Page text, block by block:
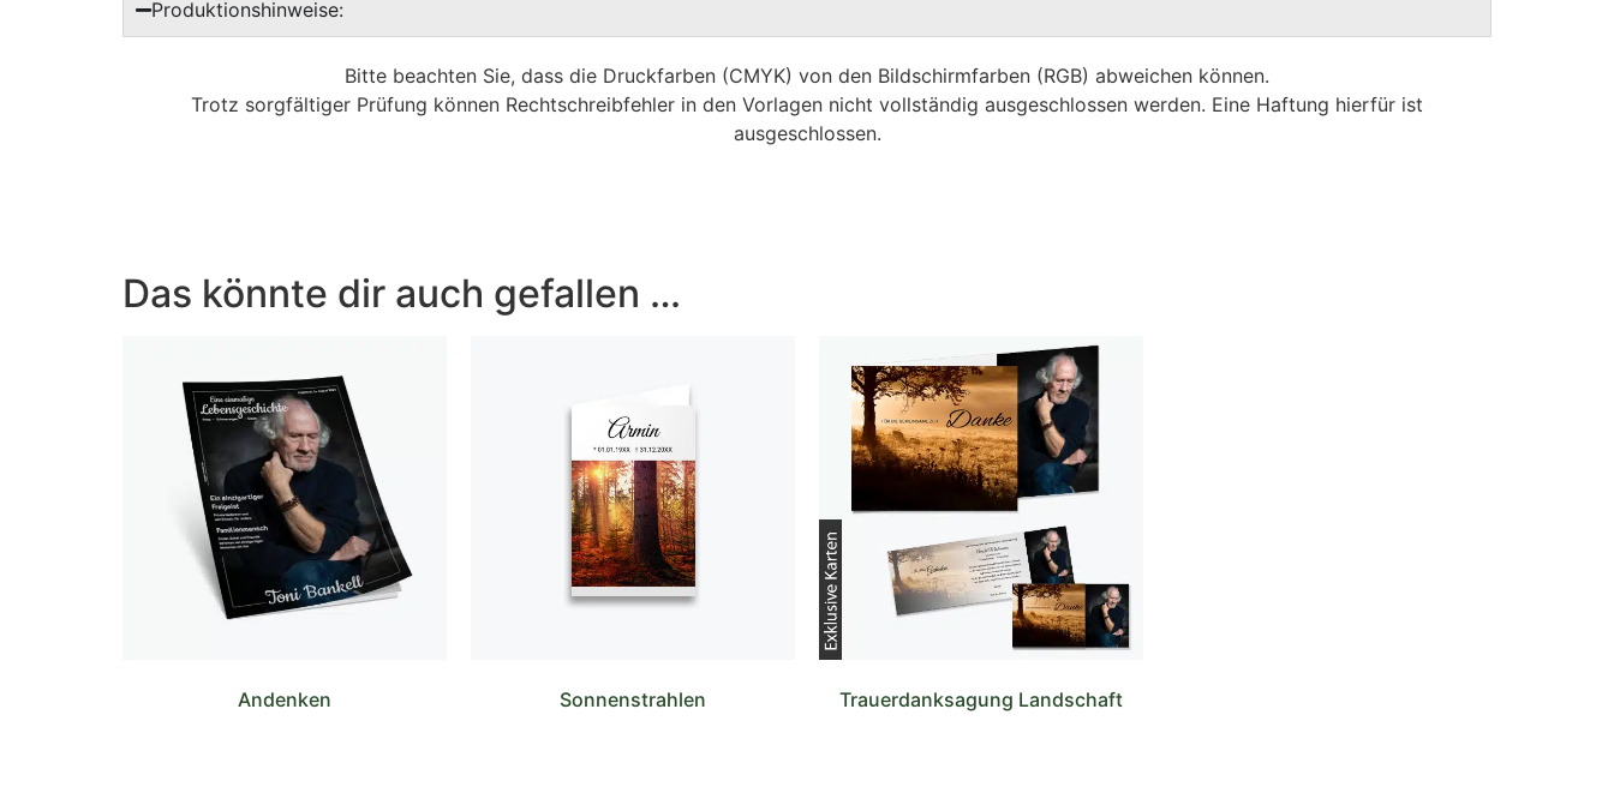
Produktionshinweise:
Bitte beachten Sie, dass die Druckfarben (CMYK) von den Bildschirmfarben (RGB) abweichen können.
Trotz sorgfältiger Prüfung können Rechtschreibfehler in den Vorlagen nicht vollständig ausgeschlossen werden. Eine Haftung hierfür ist
ausgeschlossen.
Das könnte dir auch gefallen …
Andenken Sonnenstrahlen Trauerdanksagung Landschaft